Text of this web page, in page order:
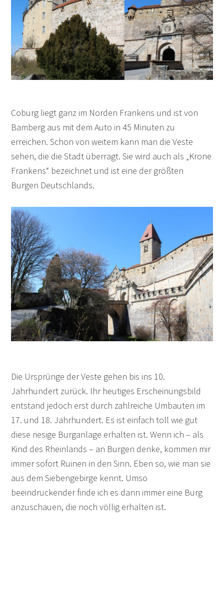
Coburg liegt ganz im Norden Frankens und ist von
Bamberg aus mit dem Auto in 45 Minuten zu
erreichen. Schon von weitem kann man die Veste
sehen, die die Stadt überragt. Sie wird auch als „Krone
Frankens“ bezeichnet und ist eine der größten
Burgen Deutschlands.
Die Ursprünge der Veste gehen bis ins 10.
Jahrhundert zurück. Ihr heutiges Erscheinungsbild
entstand jedoch erst durch zahlreiche Umbauten im
17. und 18. Jahrhundert. Es ist einfach toll wie gut
diese riesige Burganlage erhalten ist. Wenn ich – als
Kind des Rheinlands – an Burgen denke, kommen mir
immer sofort Ruinen in den Sinn. Eben so, wie man sie
aus dem Siebengebirge kennt. Umso
beeindruckender finde ich es dann immer eine Burg
anzuschauen, die noch völlig erhalten ist.